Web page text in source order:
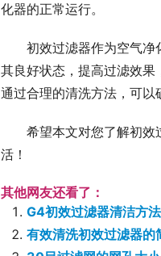
化器的正常运行。
初效过滤器作为空气净
其良好状态，提高过滤效果
通过合理的清洗方法，可以
希望本文对您了解初效
活！
其他网友还看了：
G4初效过滤器清洁方
有效清洗初效过滤器